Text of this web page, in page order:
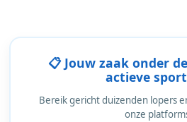
📋 Jouw zaak onder
actieve
Bereik gericht duizenden lopers
onze